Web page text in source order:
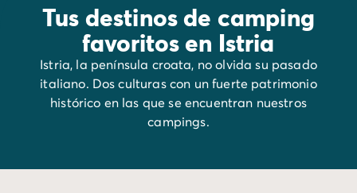
Tus destinos de camping
favoritos en Istria
Istria, la península croata, no olvida su pasado
italiano. Dos culturas con un fuerte patrimonio
histórico en las que se encuentran nuestros
campings.